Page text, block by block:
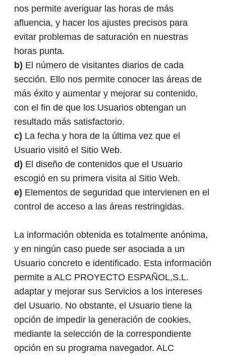
nos permite averiguar las horas de más
afluencia, y hacer los ajustes precisos para
evitar problemas de saturación en nuestras
horas punta.
b) El número de visitantes diarios de cada
sección. Ello nos permite conocer las áreas de
más éxito y aumentar y mejorar su contenido,
con el fin de que los Usuarios obtengan un
resultado más satisfactorio.
c) La fecha y hora de la última vez que el
Usuario visitó el Sitio Web.
d) El diseño de contenidos que el Usuario
escogió en su primera visita al Sitio Web.
e) Elementos de seguridad que intervienen en el
control de acceso a las áreas restringidas.
La información obtenida es totalmente anónima,
y en ningún caso puede ser asociada a un
Usuario concreto e identificado. Esta información
permite a ALC PROYECTO ESPAÑOL,S.L.
adaptar y mejorar sus Servicios a los intereses
del Usuario. No obstante, el Usuario tiene la
opción de impedir la generación de cookies,
mediante la selección de la correspondiente
opción en su programa navegador. ALC